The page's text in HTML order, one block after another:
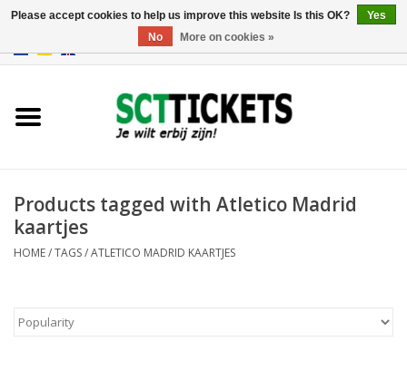
Products tagged with Atletico Madrid
kaartjes
HOME/TAGS/ATLETICO MADRID KAARTJES
Please accept cookies to help us improve this website Is this OK?
Yes
No
More on cookies »